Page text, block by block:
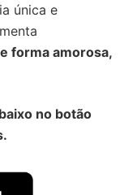
única e
forma amorosa,
no botão